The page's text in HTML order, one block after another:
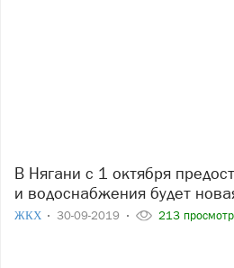
В Нягани с 1 октября предоставлять услуги тепло-
и водоснабжения будет
ЖКХ 30-09-2019 213